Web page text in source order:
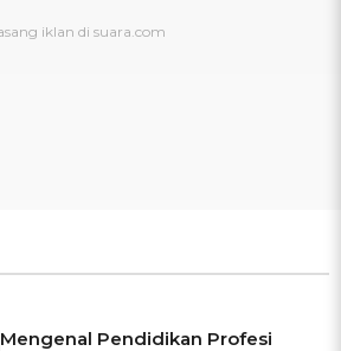
Mengenal Pendidikan Profesi